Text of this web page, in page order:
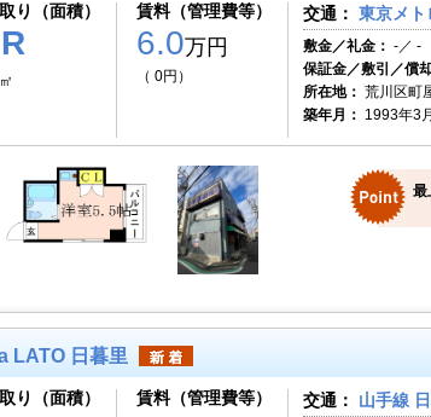
り（面積） 賃料（管理費等）
6.0万円
（ 0円）
交通： 東京メト
敷金／礼金： -／ -
保証金／敷引／償
所在地： 荒川区町
築年月： 1993年3月
最
LATO 日暮里
り（面積） 賃料（管理費等） 交通： 山手線